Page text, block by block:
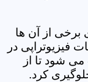
برخی از آن ها
فیزیوتراپی در
شود تا از
کرد.